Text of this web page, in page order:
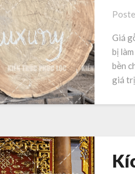
Giá
bị
bền
giá